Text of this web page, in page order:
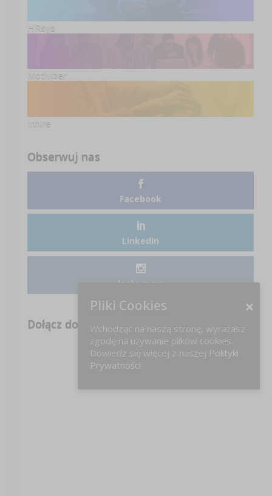
HRsys
Motivizer
Inhire
Obserwuj nas
Facebook
LinkedIn
Instagram
Dołącz do nas na FB!
Pliki Cookies
Wchodząc na naszą stronę, wyrażasz
zgodę na używanie plików cookies.
Dowiedz się więcej z naszej Polityki
Prywatności